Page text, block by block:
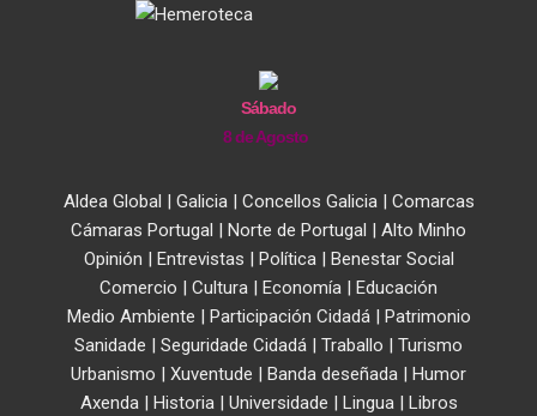
Sábado
8 de Agosto
Aldea Global | Galicia| Concellos Galicia| Comarcas
Cámaras Portugal | Norte de Portugal | Alto Minho
Opinión | Entrevistas | Política| Benestar Social
Comercio | Cultura | Economía | Educación
Medio Ambiente | Participación Cidadá| Patrimonio
Sanidade | Seguridade Cidadá | Traballo | Turismo
Urbanismo | Xuventude | Banda deseñada | Humor
Axenda| Historia| Universidade | Lingua| Libros